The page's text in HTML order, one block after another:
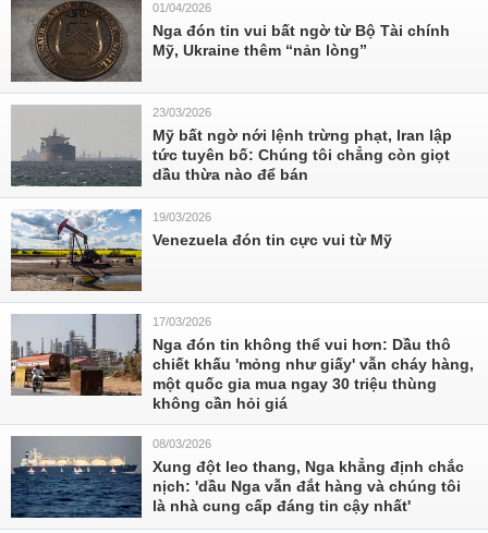
01/04/2026
Nga đón tin vui bất ngờ từ Bộ Tài chính
Mỹ, Ukraine thêm “nản lòng”
23/03/2026
Mỹ bất ngờ nới lệnh trừng phạt, Iran lập
tức tuyên bố: Chúng tôi chẳng còn giọt
dầu thừa nào để bán
19/03/2026
Venezuela đón tin cực vui từ Mỹ
17/03/2026
Nga đón tin không thể vui hơn: Dầu thô
chiết khấu 'mỏng như giấy' vẫn cháy hàng,
một quốc gia mua ngay 30 triệu thùng
không cần hỏi giá
08/03/2026
Xung đột leo thang, Nga khẳng định chắc
nịch: 'dầu Nga vẫn đắt hàng và chúng tôi
là nhà cung cấp đáng tin cậy nhất'